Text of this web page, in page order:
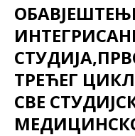
ТРЕЋЕГ
СВЕ